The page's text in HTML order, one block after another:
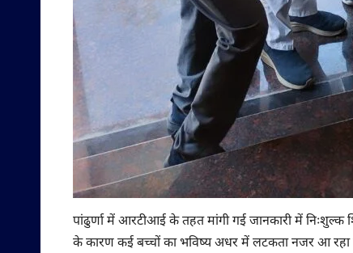
पांढुर्णा में आरटीआई के तहत मांगी गई जानकारी में निःशुल्क
के कारण कई बच्चों का भविष्य अधर में लटकता नजर आ रहा